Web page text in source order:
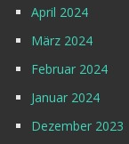
April 2024
März 2024
Februar 2024
Januar 2024
Dezember 2023